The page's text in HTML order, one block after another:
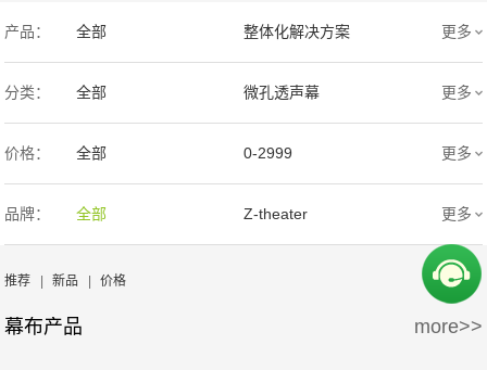
产品： 全部 整体化解决方案
音响产品 投影产品
专业扩声音箱 幕布产品
声学产品 智能产品
周边产品
更多
分类： 全部 微孔透声幕
编织透声幕 高清4K幕布
更多
价格： 全部 0-2999
3000-9999 1万-5万
5万-15万
30万-50万
更多
品牌： 全部 Z-theater
Screen Excellence
更多
推荐 | 新品 | 价格
幕布产品 more>>